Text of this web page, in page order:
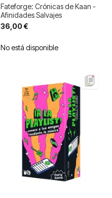
Fateforge: Crónicas de Kaan -
Afinidades Salvajes
36,00 €
No está disponible